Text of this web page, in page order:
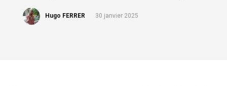
Hugo FERRER 30 janvier 2025